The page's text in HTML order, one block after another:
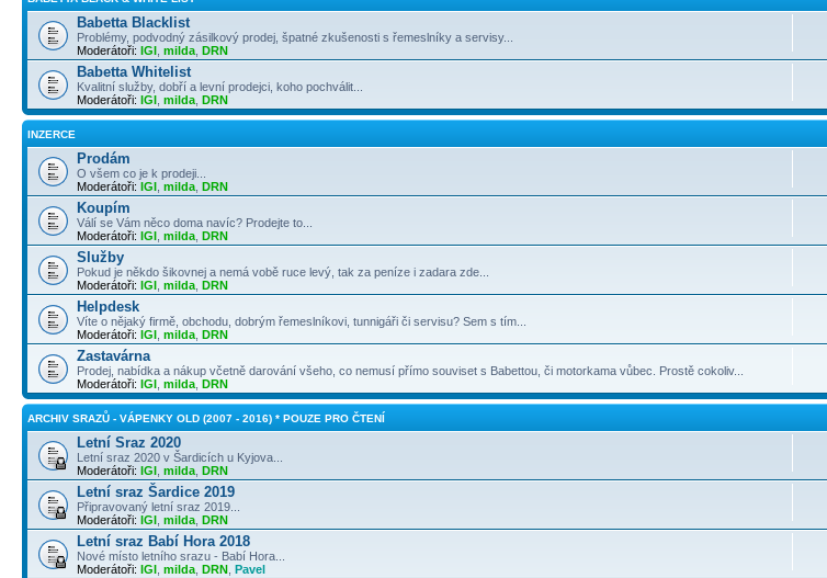
Babetta Blacklist
Problémy, podvodný zásilkový prodej, špatné zkušenosti s řemeslníky a servisy...
Moderátoři: IGI milda DRN
Babetta Whitelist
Kvalitní služby, dobří a levní prodejci, koho pochválit...
Moderátoři: IGI milda DRN
INZERCE
Prodám
O všem co je k prodeji...
Moderátoři: IGI milda DRN
Koupím
Válí se Vám něco doma navíc? Prodejte to...
Moderátoři: IGI milda DRN
Služby
Pokud je někdo šikovnej a nemá vobě ruce levý, tak za peníze i zadara zde...
Moderátoři: IGI milda DRN
Helpdesk
Víte o nějaký firmě, obchodu, dobrým řemeslníkovi, tunnigáři či servisu? Sem s tím...
Moderátoři: IGI milda DRN
Zastavárna
Prodej, nabídka a nákup včetně darování všeho, co nemusí přímo souviset s Babettou, či motorkama vůbec. Prostě cokoliv...
Moderátoři: IGI milda DRN
ARCHIV SRAZŮ - VÁPENKY OLD (2007 - 2016) * POUZE PRO ČTENÍ
Letní Sraz 2020
Letní sraz 2020 v Šardicích u Kyjova...
Moderátoři: IGI milda DRN
Letní sraz Šardice 2019
Připravovaný letní sraz 2019...
Moderátoři: IGI milda DRN
Letní sraz Babí Hora 2018
Nové místo letního srazu - Babí Hora...
Moderátoři: IGI milda DRN Pavel